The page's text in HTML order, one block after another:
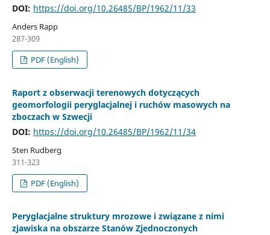
DOI: https://doi.org/10.26485/BP/1962/11/33
Anders Rapp
287-309
PDF (English)
Raport z obserwacji terenowych dotyczących
geomorfologii peryglacjalnej i ruchów masowych na
zboczach w Szwecji
DOI: https://doi.org/10.26485/BP/1962/11/34
Sten Rudberg
311-323
PDF (English)
Peryglacjalne struktury mrozowe i związane z nimi
zjawiska na obszarze Stanów Zjednoczonych